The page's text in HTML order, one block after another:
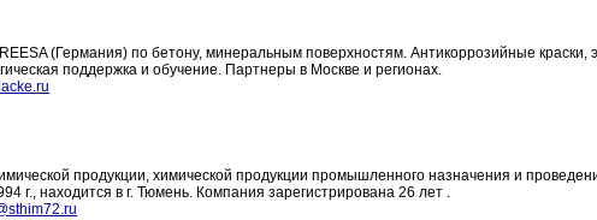
(Германия) по бетону, минеральным поверхностям. Антикоррозийные краски,
поддержка и обучение. Партнеры в Москве и регионах.
продукции, химической продукции промышленного назначения и
г., находится в г. Тюмень. Компания зарегистрирована 26 лет .